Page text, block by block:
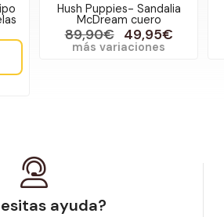
Hush Puppies- Sandalia
McDream cuero
89,90€ 49,95€
más variaciones
ayuda?